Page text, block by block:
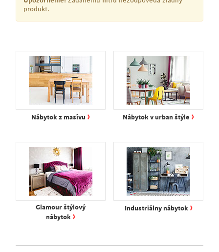
produkt.
Nábytok z masívu › Nábytok v urban štýle ›
Glamour štýlový
nábytok ›
Industriálny nábytok ›